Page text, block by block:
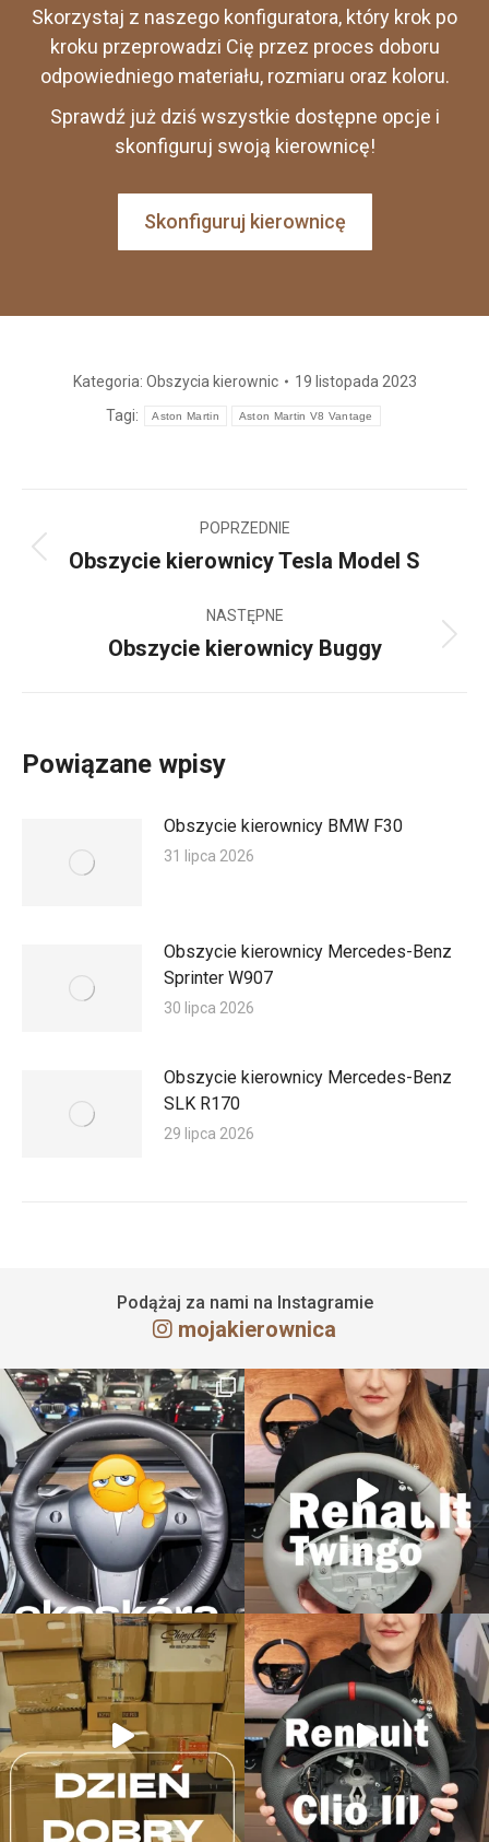
Skorzystaj z naszego konfiguratora, który krok po
kroku przeprowadzi Cię przez proces doboru
odpowiedniego materiału, rozmiaru oraz koloru.
Sprawdź już dziś wszystkie dostępne opcje i
skonfiguruj swoją kierownicę!
Skonfiguruj kierownicę
Kategoria: Obszycia kierownic
19 listopada 2023
Tagi:
Aston Martin Aston Martin V8 Vantage
wpisów
POPRZEDNIE
Poprzedni
Obszycie kierownicy Tesla Model S
NASTĘPNE
Następny
Obszycie kierownicy Buggy
Powiązane wpisy
Obszycie kierownicy BMW F30
31 lipca 2026
Obszycie kierownicy Mercedes-Benz
Sprinter W907
30 lipca 2026
Obszycie kierownicy Mercedes-Benz
SLK R170
29 lipca 2026
Podążaj za nami na Instagramie
mojakierownica